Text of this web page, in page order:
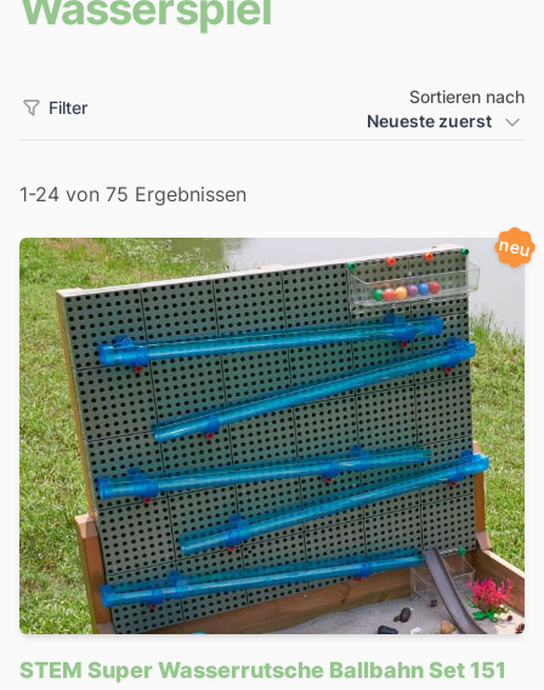
Filter
Produkt Sortierung
Sortieren nach
Neueste zuerst
Filter
1-24 von 75 Ergebnissen
Produkte neu
STEM Super Wasserrutsche Ballbahn Set 151